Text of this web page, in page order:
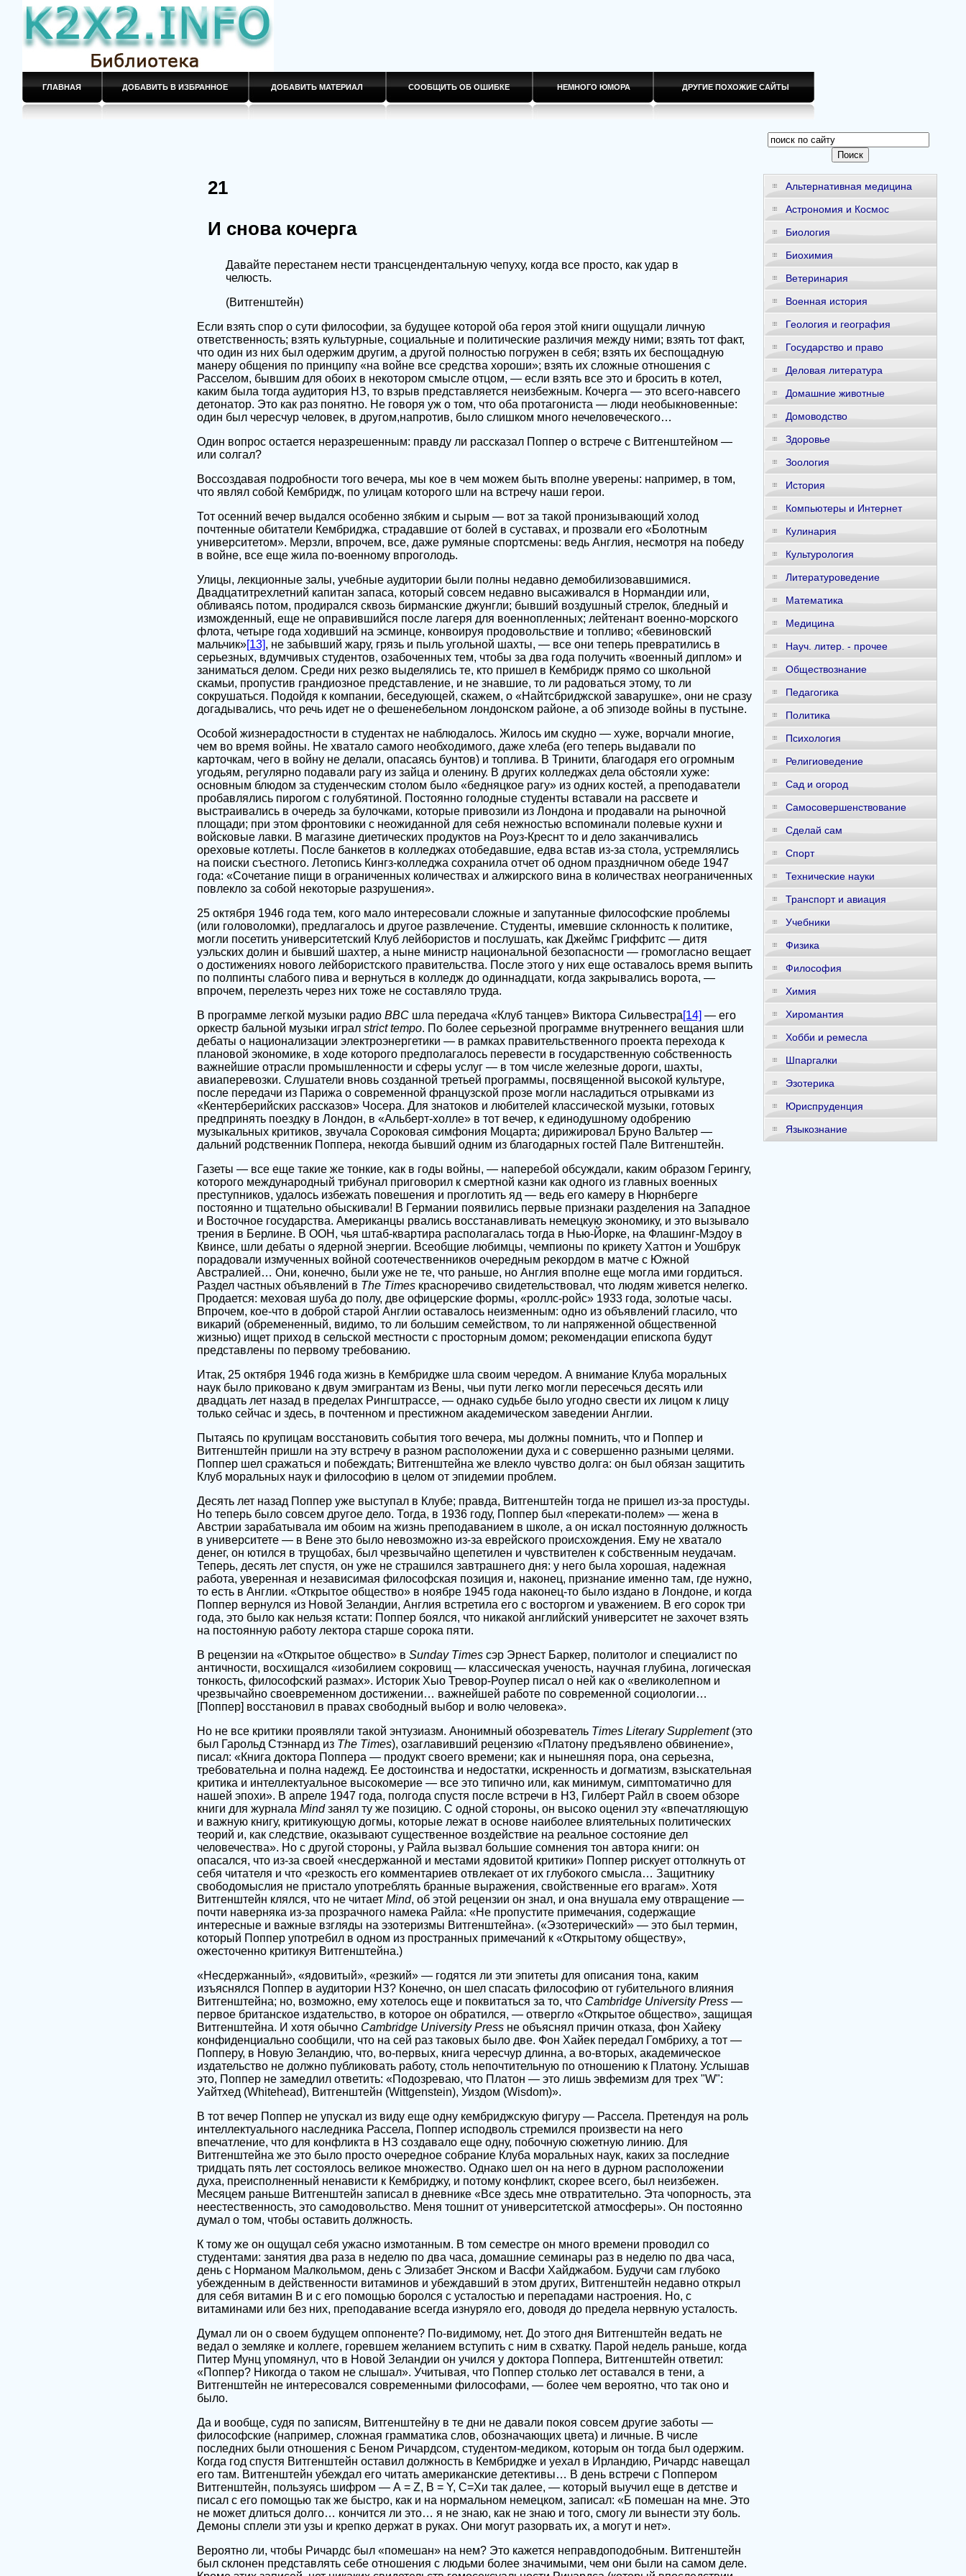
ГЛАВНАЯ ДОБАВИТЬ В ИЗБРАННОЕ ДОБАВИТЬ МАТЕРИАЛ СООБЩИТЬ ОБ ОШИБКЕ НЕМНОГО ЮМОРА ДРУГИЕ ПОХОЖИЕ САЙТЫ
21
И снова кочерга
Давайте перестанем нести трансцендентальную чепуху, когда все просто, как удар в
челюсть.
(Витгенштейн)
Если взять спор о сути философии, за будущее которой оба героя этой книги ощущали личную
ответственность; взять культурные, социальные и политические различия между ними; взять тот факт,
что один из них был одержим другим, а другой полностью погружен в себя; взять их беспощадную
манеру общения по принципу «на войне все средства хороши»; взять их сложные отношения с
Расселом, бывшим для обоих в некотором смысле отцом, — если взять все это и бросить в котел,
каким была тогда аудитория НЗ, то взрыв представляется неизбежным. Кочерга — это всего-навсего
детонатор. Это как раз понятно. Не говоря уж о том, что оба протагониста — люди необыкновенные:
один был чересчур человек, в другом,напротив, было слишком много нечеловеческого…
Один вопрос остается неразрешенным: правду ли рассказал Поппер о встрече с Витгенштейном —
или солгал?
Воссоздавая подробности того вечера, мы кое в чем можем быть вполне уверены: например, в том,
что являл собой Кембридж, по улицам которого шли на встречу наши герои.
Тот осенний вечер выдался особенно зябким и сырым — вот за такой пронизывающий холод
почтенные обитатели Кембриджа, страдавшие от болей в суставах, и прозвали его «Болотным
университетом». Мерзли, впрочем, все, даже румяные спортсмены: ведь Англия, несмотря на победу
в войне, все еще жила по-военному впроголодь.
Улицы, лекционные залы, учебные аудитории были полны недавно демобилизовавшимися.
Двадцатитрехлетний капитан запаса, который совсем недавно высаживался в Нормандии или,
обливаясь потом, продирался сквозь бирманские джунгли; бывший воздушный стрелок, бледный и
изможденный, еще не оправившийся после лагеря для военнопленных; лейтенант военно-морского
флота, четыре года ходивший на эсминце, конвоируя продовольствие и топливо; «бевиновский
мальчик»[13], не забывший жару, грязь и пыль угольной шахты, — все они теперь превратились в
серьезных, вдумчивых студентов, озабоченных тем, чтобы за два года получить «военный диплом» и
заниматься делом. Среди них резко выделялись те, кто пришел в Кембридж прямо со школьной
скамьи, пропустив грандиозное представление, и не знавшие, то ли радоваться этому, то ли
сокрушаться. Подойдя к компании, беседующей, скажем, о «Найтсбриджской заварушке», они не сразу
догадывались, что речь идет не о фешенебельном лондонском районе, а об эпизоде войны в пустыне.
Особой жизнерадостности в студентах не наблюдалось. Жилось им скудно — хуже, ворчали многие,
чем во время войны. Не хватало самого необходимого, даже хлеба (его теперь выдавали по
карточкам, чего в войну не делали, опасаясь бунтов) и топлива. В Тринити, благодаря его огромным
угодьям, регулярно подавали рагу из зайца и оленину. В других колледжах дела обстояли хуже:
основным блюдом за студенческим столом было «бедняцкое рагу» из одних костей, а преподаватели
пробавлялись пирогом с голубятиной. Постоянно голодные студенты вставали на рассвете и
выстраивались в очередь за булочками, которые привозили из Лондона и продавали на рыночной
площади; при этом фронтовики с неожиданной для себя нежностью вспоминали полевые кухни и
войсковые лавки. В магазине диетических продуктов на Роуз-Креснт то и дело заканчивались
ореховые котлеты. После банкетов в колледжах отобедавшие, едва встав из-за стола, устремлялись
на поиски съестного. Летопись Кингз-колледжа сохранила отчет об одном праздничном обеде 1947
года: «Сочетание пищи в ограниченных количествах и алжирского вина в количествах неограниченных
повлекло за собой некоторые разрушения».
25 октября 1946 года тем, кого мало интересовали сложные и запутанные философские проблемы
(или головоломки), предлагалось и другое развлечение. Студенты, имевшие склонность к политике,
могли посетить университетский Клуб лейбористов и послушать, как Джеймс Гриффитс — дитя
уэльских долин и бывший шахтер, а ныне министр национальной безопасности — громогласно вещает
о достижениях нового лейбористского правительства. После этого у них еще оставалось время выпить
по полпинты слабого пива и вернуться в колледж до одиннадцати, когда закрывались ворота, —
впрочем, перелезть через них тоже не составляло труда.
В программе легкой музыки радио ВВСшла передача «Клуб танцев» Виктора Сильвестра[14] — его
оркестр бальной музыки играл strict tempo. По более серьезной программе внутреннего вещания шли
дебаты о национализации электроэнергетики — в рамках правительственного проекта перехода к
плановой экономике, в ходе которого предполагалось перевести в государственную собственность
важнейшие отрасли промышленности и сферы услуг — в том числе железные дороги, шахты,
авиаперевозки. Слушатели вновь созданной третьей программы, посвященной высокой культуре,
после передачи из Парижа о современной французской прозе могли насладиться отрывками из
«Кентерберийских рассказов» Чосера. Для знатоков и любителей классической музыки, готовых
предпринять поездку в Лондон, в «Альберт-холле» в тот вечер, к единодушному одобрению
музыкальных критиков, звучала Сороковая симфония Моцарта; дирижировал Бруно Вальтер —
дальний родственник Поппера, некогда бывший одним из благодарных гостей Пале Витгенштейн.
Газеты — все еще такие же тонкие, как в годы войны, — наперебой обсуждали, каким образом Герингу,
которого международный трибунал приговорил к смертной казни как одного из главных военных
преступников, удалось избежать повешения и проглотить яд — ведь его камеру в Нюрнберге
постоянно и тщательно обыскивали! В Германии появились первые признаки разделения на Западное
и Восточное государства. Американцы рвались восстанавливать немецкую экономику, и это вызывало
трения в Берлине. В ООН, чья штаб-квартира располагалась тогда в Нью-Йорке, на Флашинг-Мэдоу в
Квинсе, шли дебаты о ядерной энергии. Всеобщие любимцы, чемпионы по крикету Хаттон и Уошбрук
порадовали измученных войной соотечественников очередным рекордом в матче с Южной
Австралией… Они, конечно, были уже не те, что раньше, но Англия вполне еще могла ими гордиться.
Раздел частных объявлений в The Timesкрасноречиво свидетельствовал, что людям живется нелегко.
Продается: меховая шуба до полу, две офицерские формы, «роллс-ройс» 1933 года, золотые часы.
Впрочем, кое-что в доброй старой Англии оставалось неизменным: одно из объявлений гласило, что
викарий (обремененный, видимо, то ли большим семейством, то ли напряженной общественной
жизнью) ищет приход в сельской местности с просторным домом; рекомендации епископа будут
представлены по первому требованию.
Итак, 25 октября 1946 года жизнь в Кембридже шла своим чередом. А внимание Клуба моральных
наук было приковано к двум эмигрантам из Вены, чьи пути легко могли пересечься десять или
двадцать лет назад в пределах Рингштрассе, — однако судьбе было угодно свести их лицом к лицу
только сейчас и здесь, в почтенном и престижном академическом заведении Англии.
Пытаясь по крупицам восстановить события того вечера, мы должны помнить, что и Поппер и
Витгенштейн пришли на эту встречу в разном расположении духа и с совершенно разными целями.
Поппер шел сражаться и побеждать; Витгенштейна же влекло чувство долга: он был обязан защитить
Клуб моральных наук и философию в целом от эпидемии проблем.
Десять лет назад Поппер уже выступал в Клубе; правда, Витгенштейн тогда не пришел из-за простуды.
Но теперь было совсем другое дело. Тогда, в 1936 году, Поппер был «перекати-полем» — жена в
Австрии зарабатывала им обоим на жизнь преподаванием в школе, а он искал постоянную должность
в университете — в Вене это было невозможно из-за еврейского происхождения. Ему не хватало
денег, он ютился в трущобах, был чрезвычайно щепетилен и чувствителен к собственным неудачам.
Теперь, десять лет спустя, он уже не страшился завтрашнего дня: у него была хорошая, надежная
работа, уверенная и независимая философская позиция и, наконец, признание именно там, где нужно,
то есть в Англии. «Открытое общество» в ноябре 1945 года наконец-то было издано в Лондоне, и когда
Поппер вернулся из Новой Зеландии, Англия встретила его с восторгом и уважением. В его сорок три
года, это было как нельзя кстати: Поппер боялся, что никакой английский университет не захочет взять
на постоянную работу лектора старше сорока пяти.
В рецензии на «Открытое общество» в Sunday Timesсэр Эрнест Баркер, политолог и специалист по
античности, восхищался «изобилием сокровищ — классическая ученость, научная глубина, логическая
тонкость, философский размах». Историк Хыо Тревор-Роупер писал о ней как о «великолепном и
чрезвычайно своевременном достижении… важнейшей работе по современной социологии…
[Поппер] восстановил в правах свободный выбор и волю человека».
Но не все критики проявляли такой энтузиазм. Анонимный обозреватель Times Literary Supplement(это
был Гарольд Стэннард из The Times), озаглавивший рецензию «Платону предъявлено обвинение»,
писал: «Книга доктора Поппера — продукт своего времени; как и нынешняя пора, она серьезна,
требовательна и полна надежд. Ее достоинства и недостатки, искренность и догматизм, взыскательная
критика и интеллектуальное высокомерие — все это типично или, как минимум, симптоматично для
нашей эпохи». В апреле 1947 года, полгода спустя после встречи в H3, Гилберт Райл в своем обзоре
книги для журнала Mindзанял ту же позицию. С одной стороны, он высоко оценил эту «впечатляющую
и важную книгу, критикующую догмы, которые лежат в основе наиболее влиятельных политических
теорий и, как следствие, оказывают существенное воздействие на реальное состояние дел
человечества». Но с другой стороны, у Райла вызвал большие сомнения тон автора книги: он
опасался, что из-за своей «несдержанной и местами ядовитой критики» Поппер рискует оттолкнуть от
себя читателя и что «резкость его комментариев отвлекает от их глубокого смысла… Защитнику
свободомыслия не пристало употреблять бранные выражения, свойственные его врагам». Хотя
Витгенштейн клялся, что не читает Mind, об этой рецензии он знал, и она внушала ему отвращение —
почти наверняка из-за прозрачного намека Райла: «Не пропустите примечания, содержащие
интересные и важные взгляды на эзотеризмы Витгенштейна». («Эзотерический» — это был термин,
который Поппер употребил в одном из пространных примечаний к «Открытому обществу»,
ожесточенно критикуя Витгенштейна.)
«Несдержанный», «ядовитый», «резкий» — годятся ли эти эпитеты для описания тона, каким
изъяснялся Поппер в аудитории НЗ? Конечно, он шел спасать философию от губительного влияния
Витгенштейна; но, возможно, ему хотелось еще и поквитаться за то, что Cambridge University Press—
первое британское издательство, в которое он обратился, — отвергло «Открытое общество», защищая
Витгенштейна. И хотя обычно Cambridge University Pressне объяснял причин отказа, фон Хайеку
конфиденциально сообщили, что на сей раз таковых было две. Фон Хайек передал Гомбриху, а тот —
Попперу, в Новую Зеландию, что, во-первых, книга чересчур длинна, а во-вторых, академическое
издательство не должно публиковать работу, столь непочтительную по отношению к Платону. Услышав
это, Поппер не замедлил ответить: «Подозреваю, что Платон — это лишь эвфемизм для трех "W":
Уайтхед (Whitehead), Витгенштейн (Wittgenstein), Уиздом (Wisdom)».
В тот вечер Поппер не упускал из виду еще одну кембриджскую фигуру — Рассела. Претендуя на роль
интеллектуального наследника Рассела, Поппер исподволь стремился произвести на него
впечатление, что для конфликта в НЗ создавало еще одну, побочную сюжетную линию. Для
Витгенштейна же это было просто очередное собрание Клуба моральных наук, каких за последние
тридцать пять лет состоялось великое множество. Однако шел он на него в дурном расположении
духа, преисполненный ненависти к Кембриджу, и потому конфликт, скорее всего, был неизбежен.
Месяцем раньше Витгенштейн записал в дневнике «Все здесь мне отвратительно. Эта чопорность, эта
неестественность, это самодовольство. Меня тошнит от университетской атмосферы». Он постоянно
думал о том, чтобы оставить должность.
К тому же он ощущал себя ужасно измотанным. В том семестре он много времени проводил со
студентами: занятия два раза в неделю по два часа, домашние семинары раз в неделю по два часа,
день с Норманом Малкольмом, день с Элизабет Энском и Васфи Хайджабом. Будучи сам глубоко
убежденным в действенности витаминов и убеждавший в этом других, Витгенштейн недавно открыл
для себя витамин В и с его помощью боролся с усталостью и перепадами настроения. Но, с
витаминами или без них, преподавание всегда изнуряло его, доводя до предела нервную усталость.
Думал ли он о своем будущем оппоненте? По-видимому, нет. До этого дня Витгенштейн ведать не
ведал о земляке и коллеге, горевшем желанием вступить с ним в схватку. Парой недель раньше, когда
Питер Мунц упомянул, что в Новой Зеландии он учился у доктора Поппера, Витгенштейн ответил:
«Поппер? Никогда о таком не слышал». Учитывая, что Поппер столько лет оставался в тени, а
Витгенштейн не интересовался современными философами, — более чем вероятно, что так оно и
было.
Да и вообще, судя по записям, Витгенштейну в те дни не давали покоя совсем другие заботы —
философские (например, сложная грамматика слов, обозначающих цвета) и личные. В числе
последних были отношения с Беном Ричардсом, студентом-медиком, которым он тогда был одержим.
Когда год спустя Витгенштейн оставил должность в Кембридже и уехал в Ирландию, Ричардс навещал
его там. Витгенштейн убеждал его читать американские детективы… В день встречи с Поппером
Витгенштейн, пользуясь шифром — А = Z, В = Y, С=Хи так далее, — который выучил еще в детстве и
писал с его помощью так же быстро, как и на нормальном немецком, записал: «Б помешан на мне. Это
не может длиться долго… кончится ли это… я не знаю, как не знаю и того, смогу ли вынести эту боль.
Демоны сплели эти узы и крепко держат в руках. Они могут разорвать их, а могут и нет».
Вероятно ли, чтобы Ричардс был «помешан» на нем? Это кажется неправдоподобным. Витгенштейн
был склонен представлять себе отношения с людьми более значимыми, чем они были на самом деле.
Альтернативная медицина
Астрономия и Космос
Биология
Биохимия
Ветеринария
Военная история
Геология и география
Государство и право
Деловая литература
Домашние животные
Домоводство
Здоровье
Зоология
История
Компьютеры и Интернет
Кулинария
Культурология
Литературоведение
Математика
Медицина
Науч. литер. - прочее
Обществознание
Педагогика
Политика
Психология
Религиоведение
Сад и огород
Самосовершенствование
Сделай сам
Спорт
Технические науки
Транспорт и авиация
Учебники
Физика
Философия
Химия
Хиромантия
Хобби и ремесла
Шпаргалки
Эзотерика
Юриспруденция
Языкознание